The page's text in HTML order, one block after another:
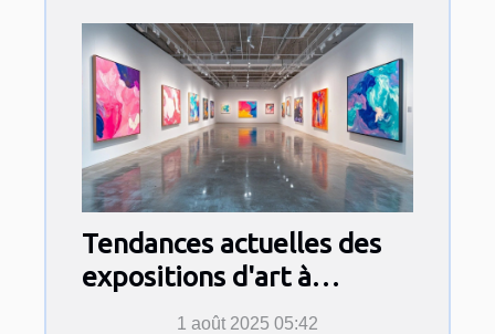
Tendances actuelles des
expositions d'art à
découvrir1 août 2025 05:42